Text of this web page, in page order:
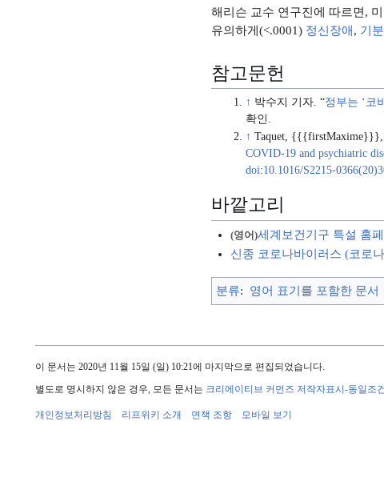
해리슨 교수 연구진에 따르면,
유의하게(<.0001) 정신장애 , 기
참고문헌
↑ 박수지 기자. “정부는 ‘코
확인.
↑ Taquet, {{{firstMaxime}}},
COVID-19 and psychiatric
doi:10.1016/S2215-
바깥고리
(영어)세계보건기구 특설 홈페
신종 코로나바이러스 (코로
분류: 영어 표기를 포함한 문서
이 문서는 2020년 11월 15일 (일) 10:21에 마지막으로 편집되었습니다.
별도로 명시하지 않은 경우, 모든 문서는 크리에이티브 커먼즈 저작자표시-동일조
개인정보처리방침 리프위키 소개 면책 조항 모바일 보기